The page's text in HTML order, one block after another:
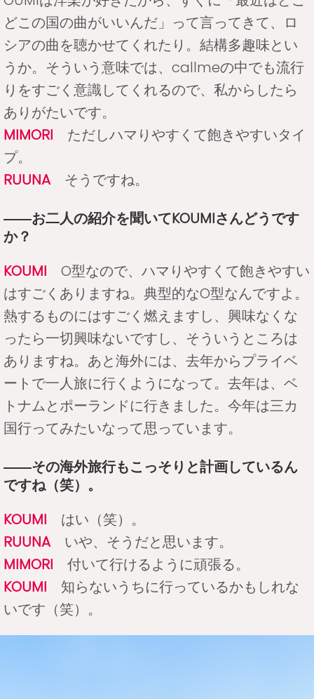
どこの国の曲がいいんだ」って言ってきて、ロ
シアの曲を聴かせてくれたり。結構多趣味とい
うか。そういう意味では、callmeの中でも流行
りをすごく意識してくれるので、私からしたら
ありがたいです。
MIMORI ただしハマりやすくて飽きやすいタイ
プ。
RUUNAそうですね。
――お二人の紹介を聞いてKOUMIさんどうです
か？
KOUMI O型なので、ハマりやすくて飽きやすい
はすごくありますね。典型的なO型なんですよ。
熱するものにはすごく燃えますし、興味なくな
ったら一切興味ないですし、そういうところは
ありますね。あと海外には、去年からプライベ
ートで一人旅に行くようになって。去年は、ベ
トナムとポーランドに行きました。今年は三カ
国行ってみたいなって思っています。
――その海外旅行もこっそりと計画しているん
ですね（笑）。
KOUMI はい（笑）。
RUUNAいや、そうだと思います。
MIMORI 付いて行けるように頑張る。
KOUMI 知らないうちに行っているかもしれな
いです（笑）。